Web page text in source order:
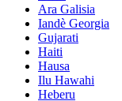
Ara Galisia
Iandè Georgia
Gujarati
Haiti
Hausa
Ilu Hawahi
Heberu